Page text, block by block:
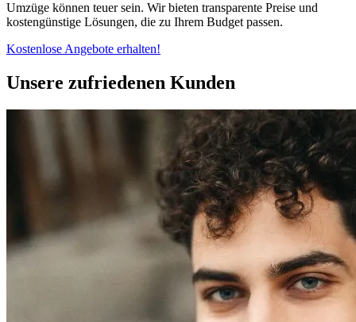
Umzüge können teuer sein. Wir bieten transparente Preise und
kostengünstige Lösungen, die zu Ihrem Budget passen.
Kostenlose Angebote erhalten!
Unsere zufriedenen Kunden